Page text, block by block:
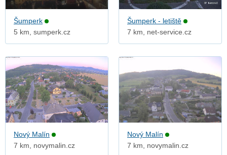
Šumperk
5 km, sumperk.cz
Šumperk - letiště
7 km, net-service.cz
Nový Malín
7 km, novymalin.cz
Nový Malín
7 km, novymalin.cz